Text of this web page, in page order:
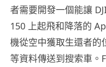
者需要開發一個能讓
150 上起飛和降落的
機從空中獲取生還者的
等資料傳送到搜索車。